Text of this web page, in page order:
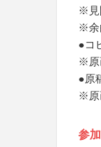
※見
※余
●コ
※原
●原
※原
参